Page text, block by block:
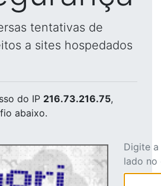
tentativas de
a sites hospedados
do IP 216.73.216.75,
abaixo.
Digite
lado no